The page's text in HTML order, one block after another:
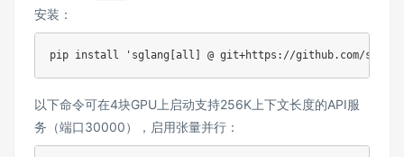
安装：
pip install 'sglang[all] @ git+https://github.com/sgl-
以下命令可在4块GPU上启动支持256K上下文长度的API服
务（端口30000），启用张量并行：